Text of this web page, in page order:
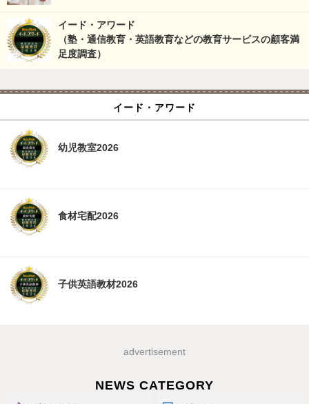
イード・アワード
（塾・通信教育・英語教育などの教育サービスの顧客満
足度調査）
イード・アワード
幼児教室2026
食材宅配2026
子供英語教材2026
advertisement
NEWS CATEGORY